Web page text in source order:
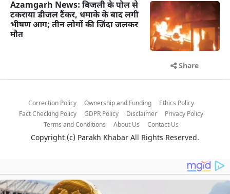
Azamgarh News: बिजली के पोल से
टकराया डीजल टैंकर, धमाके के बाद लगी
भीषण आग; तीन लोगों की जिंदा जलकर
मौत
Share
Correction Policy Ownership and Funding
Ethics Policy
Fact Checking Policy
GDPR Policy Disclaimer
Privacy Policy
Terms and Conditions
About Us Contact Us
Copyright (c) Parakh Khabar All Rights Reserved.